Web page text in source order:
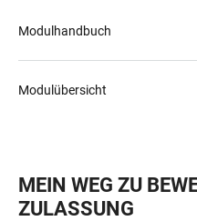
Modulhandbuch
Modulübersicht
MEIN WEG ZU
ZULASSUNG